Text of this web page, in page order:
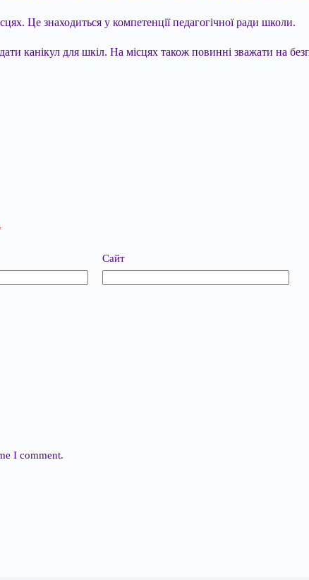
Це знаходиться у компетенції педагогічної ради школи.
канікул для шкіл. На місцях також повинні зважати на
Сайт
I comment.